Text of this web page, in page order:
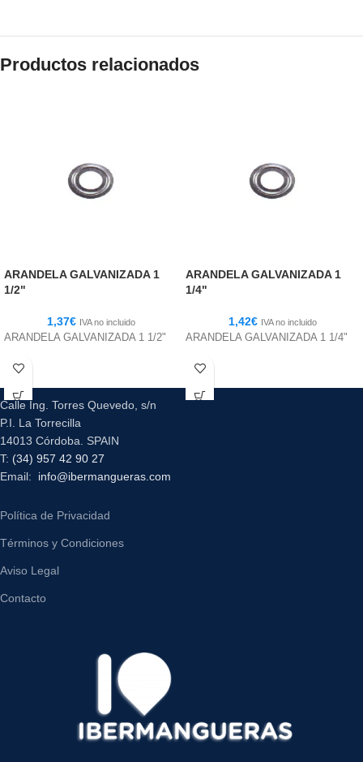
Productos relacionados
ARANDELA GALVANIZADA 1
1/2"
1,37€ IVA no incluido
ARANDELA GALVANIZADA 1 1/2"
ARANDELA GALVANIZADA 1
1/4"
1,42€ IVA no incluido
ARANDELA GALVANIZADA 1 1/4"
Calle Ing. Torres Quevedo, s/n
P.I. La Torrecilla
14013 Córdoba. SPAIN
T: (34) 957 42 90 27
Email: info@ibermangueras.com
Política de Privacidad
Términos y Condiciones
Aviso Legal
Contacto